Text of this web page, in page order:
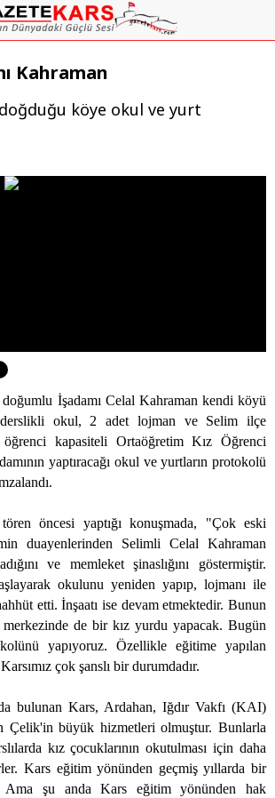
Kahraman
doğduğu köye okul ve yurt
doğumlu İşadamı Celal Kahraman kendi köyü
okul, 2 adet lojman ve Selim ilçe
kapasiteli Ortaöğretim Kız Öğrenci
yaptıracağı okul ve yurtların protokolü
öncesi yaptığı konuşmada, "Çok eski
duayenlerinden Selimli Celal Kahraman
ve memleket şinaslığını göstermiştir.
okulunu yeniden yapıp, lojmanı ile
etti. İnşaatı ise devam etmektedir. Bunun
merkezinde de bir kız yurdu yapacak. Bugün
yapıyoruz. Özellikle eğitime yapılan
çok şanslı bir durumdadır.
bulunan Kars, Ardahan, Iğdır Vakfı (KAI)
Çelik'in büyük hizmetleri olmuştur. Bunlarla
kız çocuklarının okutulması için daha
Kars eğitim yönünden geçmiş yıllarda bir
Ama şu anda Kars eğitim yönünden hak